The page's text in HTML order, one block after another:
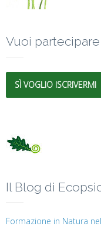
Vuoi
SÌ VOGLIO ISCRIVERMI
Il Blog di
Formazione in Natura